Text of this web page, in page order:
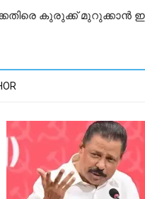
കുരുക്ക് മുറുക്കാന്‍